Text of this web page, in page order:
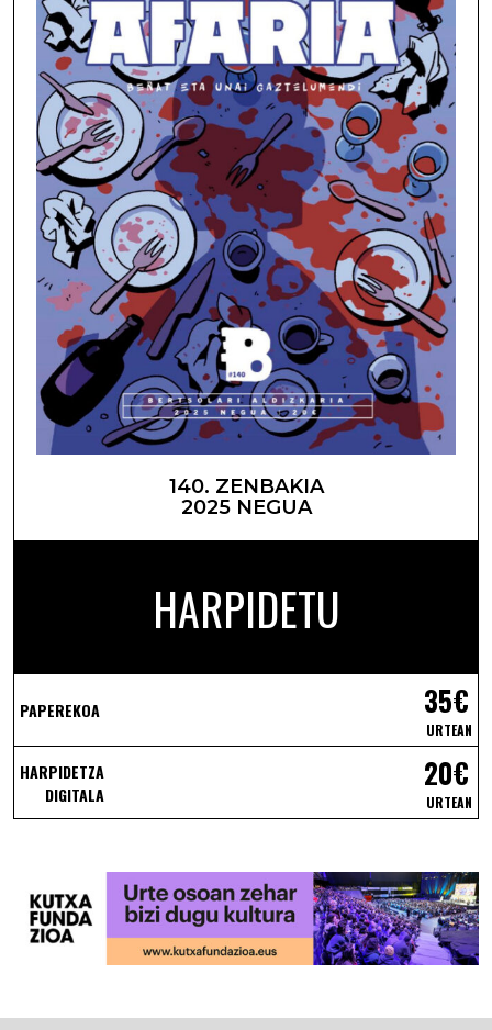
140. ZENBAKIA
2025 NEGUA
HARPIDETU
PAPEREKOA 35€
URTEAN
HARPIDETZA
DIGITALA
20€
URTEAN